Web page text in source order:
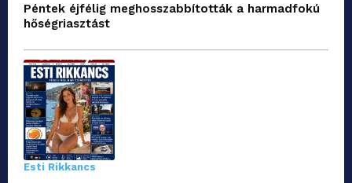
Péntek éjfélig meghosszabbították a harmadfokú
hőségriasztást
Esti Rikkancs